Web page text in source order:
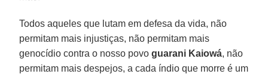
Todos aqueles que lutam em defesa da vida, não
permitam mais injustiças, não permitam mais
genocídio contra o nosso povoguarani Kaiowá, não
permitam mais despejos, a cada índio que morre é um